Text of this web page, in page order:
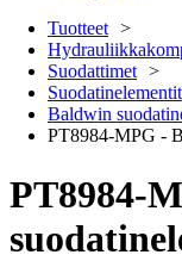
Tuotteet
Suodattimet
Suodatinelementit
Baldwin
PT8984-MPG -
PT8984-